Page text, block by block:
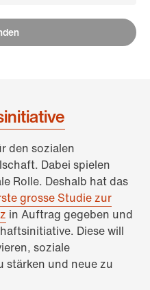
den sozialen
Dabei spielen
Rolle. Deshalb hat das
grosse Studie zur
in Auftrag gegeben und
Diese will
soziale
stärken und neue zu